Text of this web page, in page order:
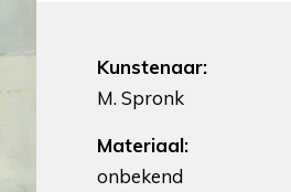
Kunstenaar:
M. Spronk
Materiaal:
onbekend